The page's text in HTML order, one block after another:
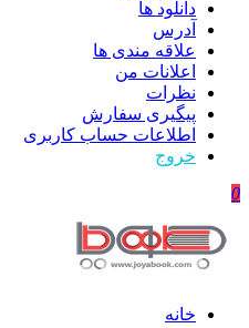
دانلود ها
آدرس
علاقه مندی ها
اعلانات من
نظرات
پیگیری سفارش
اطلاعات حساب كاربری
خروج
0
خانه